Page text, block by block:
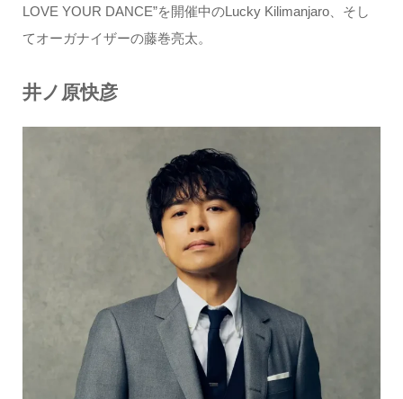
LOVE YOUR DANCE”を開催中のLucky Kilimanjaro、そし
てオーガナイザーの藤巻亮太。
井ノ原快彦